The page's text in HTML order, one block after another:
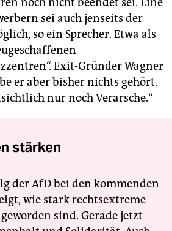
sei auch jenseits der
so ein Sprecher. Etwa als
Exit-Gründer Wagner
er aber bisher nichts gehört.
nur noch Verarsche.“
stärken
der AfD bei den kommenden
wie stark rechtsextreme
sind. Gerade jetzt